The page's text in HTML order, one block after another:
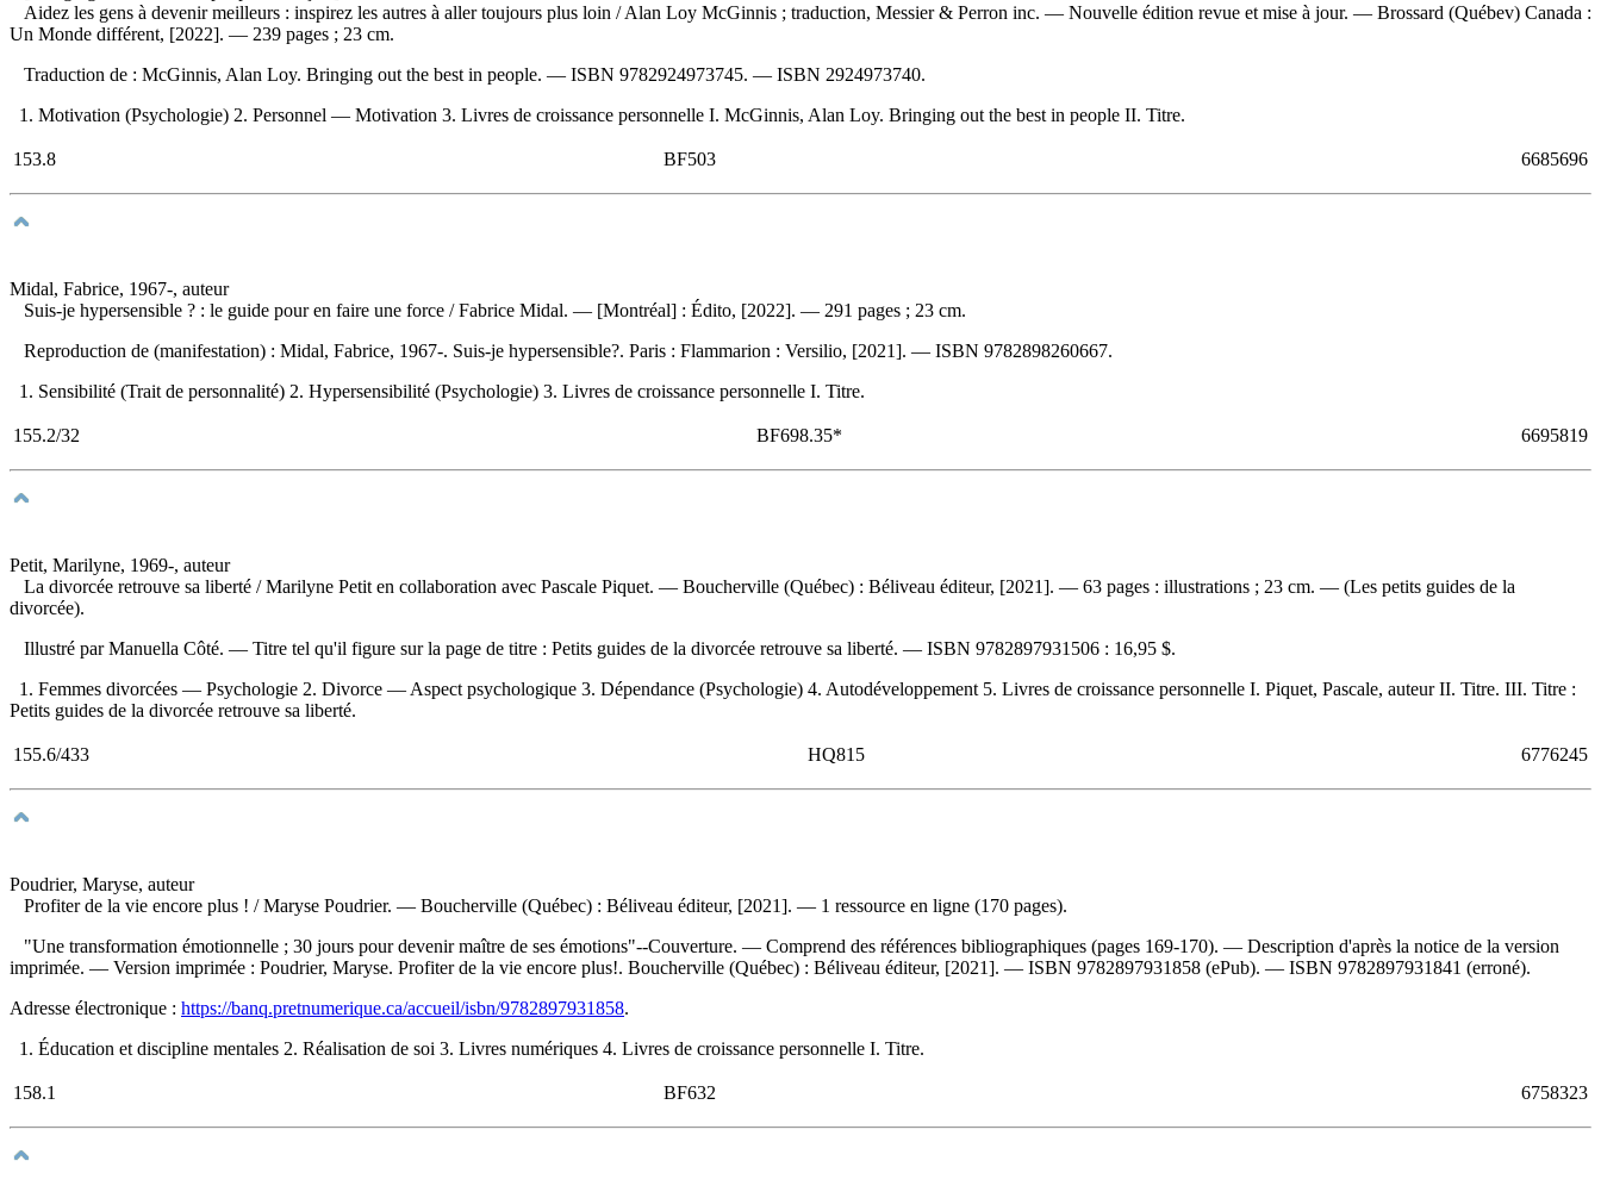
Aidez les gens à devenir meilleurs : inspirez les autres à aller toujours plus loin / Alan Loy McGinnis ; traduction, Messier & Perron inc. — Nouvelle édition revue et mise à jour. — Brossard (Québev) Canada :
Un Monde différent, [2022]. — 239 pages ; 23 cm.
Traduction de : McGinnis, Alan Loy. Bringing out the best in people. — ISBN 9782924973745. — ISBN 2924973740.
1. Motivation (Psychologie) 2. Personnel — Motivation 3. Livres de croissance personnelle I. McGinnis, Alan Loy. Bringing out the best in people II. Titre.
153.8 BF503 6685696
Midal, Fabrice, 1967-, auteur
Suis-je hypersensible ? : le guide pour en faire une force / Fabrice Midal. — [Montréal] : Édito, [2022]. — 291 pages ; 23 cm.
Reproduction de (manifestation) : Midal, Fabrice, 1967-. Suis-je hypersensible?. Paris : Flammarion : Versilio, [2021]. — ISBN 9782898260667.
1. Sensibilité (Trait de personnalité) 2. Hypersensibilité (Psychologie) 3. Livres de croissance personnelle I. Titre.
155.2/32 BF698.35* 6695819
Petit, Marilyne, 1969-, auteur
La divorcée retrouve sa liberté / Marilyne Petit en collaboration avec Pascale Piquet. — Boucherville (Québec) : Béliveau éditeur, [2021]. — 63 pages : illustrations ; 23 cm. — (Les petits guides de la
divorcée).
Illustré par Manuella Côté. — Titre tel qu'il figure sur la page de titre : Petits guides de la divorcée retrouve sa liberté. — ISBN 9782897931506 : 16,95 $.
1. Femmes divorcées — Psychologie 2. Divorce — Aspect psychologique 3. Dépendance (Psychologie) 4. Autodéveloppement 5. Livres de croissance personnelle I. Piquet, Pascale, auteur II. Titre. III. Titre :
Petits guides de la divorcée retrouve sa liberté.
155.6/433 HQ815 6776245
Poudrier, Maryse, auteur
Profiter de la vie encore plus ! / Maryse Poudrier. — Boucherville (Québec) : Béliveau éditeur, [2021]. — 1 ressource en ligne (170 pages).
"Une transformation émotionnelle ; 30 jours pour devenir maître de ses émotions"--Couverture. — Comprend des références bibliographiques (pages 169-170). — Description d'après la notice de la version
imprimée. — Version imprimée : Poudrier, Maryse. Profiter de la vie encore plus!. Boucherville (Québec) : Béliveau éditeur, [2021]. — ISBN 9782897931858 (ePub). — ISBN 9782897931841 (erroné).
Adresse électronique : https://banq.pretnumerique.ca/accueil/isbn/9782897931858.
1. Éducation et discipline mentales 2. Réalisation de soi 3. Livres numériques 4. Livres de croissance personnelle I. Titre.
158.1 BF632 6758323